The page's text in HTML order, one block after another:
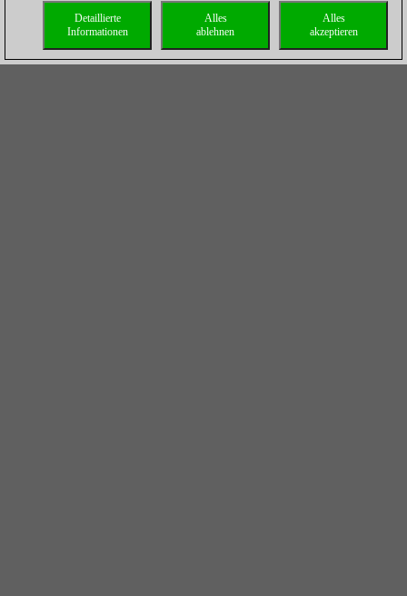
Alles
akzeptieren
Alles
ablehnen
Detaillierte
Informationen